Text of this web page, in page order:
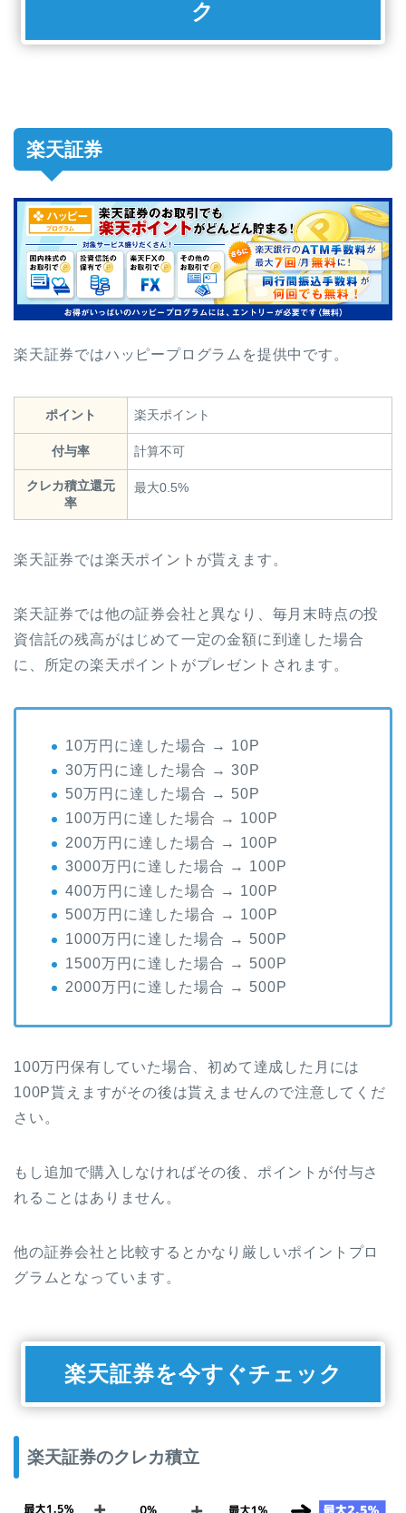
ク
楽天証券
楽天証券ではハッピープログラムを提供中です。
ポイント 楽天ポイント
付与率 計算不可
クレカ積立還元
率
最大0.5%
楽天証券では楽天ポイントが貰えます。
楽天証券では他の証券会社と異なり、毎月末時点の投
資信託の残高がはじめて一定の金額に到達した場合
に、所定の楽天ポイントがプレゼントされます。
10万円に達した場合 → 10P
30万円に達した場合 → 30P
50万円に達した場合 → 50P
100万円に達した場合 → 100P
200万円に達した場合 → 100P
3000万円に達した場合 → 100P
400万円に達した場合 → 100P
500万円に達した場合 → 100P
1000万円に達した場合 → 500P
1500万円に達した場合 → 500P
2000万円に達した場合 → 500P
100万円保有していた場合、初めて達成した月には
100P貰えますがその後は貰えませんので注意してくだ
さい。
もし追加で購入しなければその後、ポイントが付与さ
れることはありません。
他の証券会社と比較するとかなり厳しいポイントプロ
グラムとなっています。
楽天証券を今すぐチェック
楽天証券のクレカ積立